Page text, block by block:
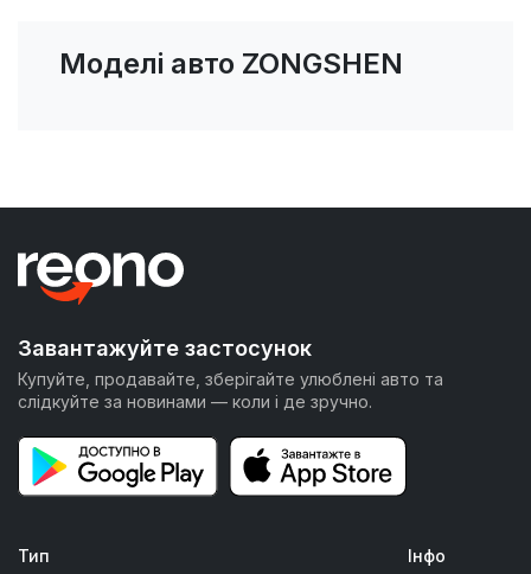
Моделі авто ZONGSHEN
Завантажуйте застосунок
Купуйте, продавайте, зберігайте улюблені авто та
слідкуйте за новинами — коли і де зручно.
Тип Інфо